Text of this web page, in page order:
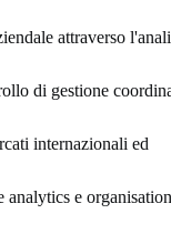
attraverso
di gestione
internazionali ed
analytics e organisation